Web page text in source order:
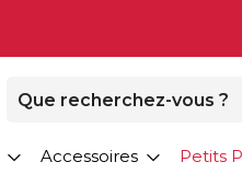
Accessoires Petits